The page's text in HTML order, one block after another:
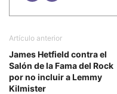
Artículo anterior
James Hetfield contra el
Salón de la Fama del Rock
por no incluir a Lemmy
Kilmister